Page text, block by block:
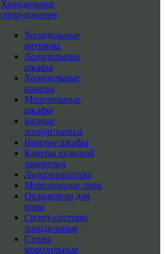
Холодильное
оборудование
Холодильные
витрины
Холодильные
шкафы
Холодильные
камеры
Морозильные
шкафы
Барные
холодильники
Винные шкафы
Камеры шоковой
заморозки
Льдогенераторы
Морозильные лари
Охладители для
вина
Сплит-системы
холодильные
Столы
морозильные